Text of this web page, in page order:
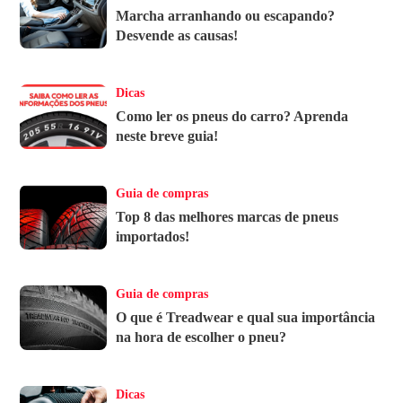
Marcha arranhando ou escapando?
Desvende as causas!
Dicas
Como ler os pneus do carro? Aprenda
neste breve guia!
Guia de compras
Top 8 das melhores marcas de pneus
importados!
Guia de compras
O que é Treadwear e qual sua importância
na hora de escolher o pneu?
Dicas